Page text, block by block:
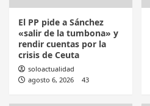
El PP pide a Sánchez
«salir de la tumbona» y
rendir cuentas por la
crisis de Ceuta
soloactualidad
agosto 6, 2026
43